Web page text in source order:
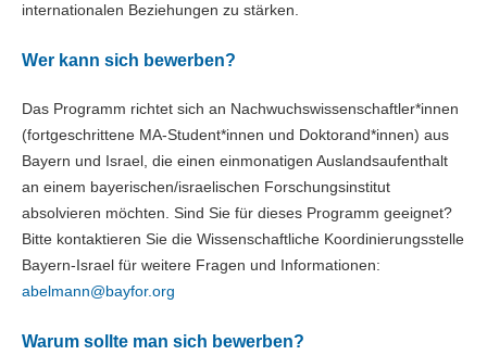
internationalen Beziehungen zu stärken.
Wer kann sich bewerben?
Das Programm richtet sich an Nachwuchswissenschaftler*innen
(fortgeschrittene MA-Student*innen und Doktorand*innen) aus
Bayern und Israel, die einen einmonatigen Auslandsaufenthalt
an einem bayerischen/israelischen Forschungsinstitut
absolvieren möchten. Sind Sie für dieses Programm geeignet?
Bitte kontaktieren Sie die Wissenschaftliche Koordinierungsstelle
Bayern-Israel für weitere Fragen und Informationen:
abelmann@bayfor.org
Warum sollte man sich bewerben?